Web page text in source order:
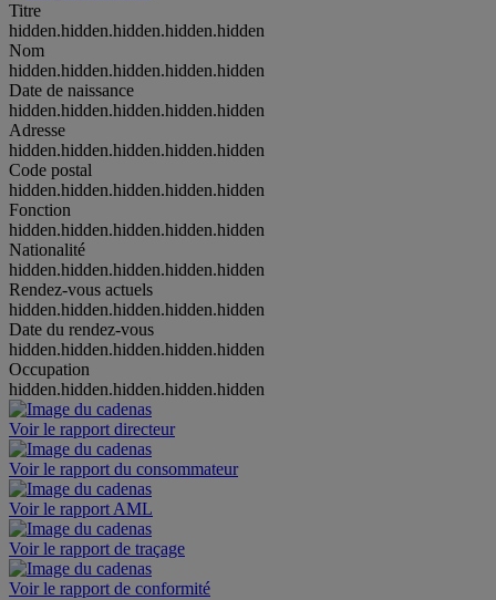
Titre
hidden.hidden.hidden.hidden.hidden
Nom
hidden.hidden.hidden.hidden.hidden
Date de naissance
hidden.hidden.hidden.hidden.hidden
Adresse
hidden.hidden.hidden.hidden.hidden
Code postal
hidden.hidden.hidden.hidden.hidden
Fonction
hidden.hidden.hidden.hidden.hidden
Nationalité
hidden.hidden.hidden.hidden.hidden
Rendez-vous actuels
hidden.hidden.hidden.hidden.hidden
Date du rendez-vous
hidden.hidden.hidden.hidden.hidden
Occupation
hidden.hidden.hidden.hidden.hidden
Voir le rapport directeur
Voir le rapport du consommateur
Voir le rapport AML
Voir le rapport de traçage
Voir le rapport de conformité